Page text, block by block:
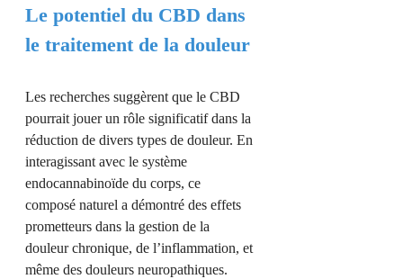
Le potentiel du CBD dans
le traitement de la douleur
Les recherches suggèrent que le CBD
pourrait jouer un rôle significatif dans la
réduction de divers types de douleur. En
interagissant avec le système
endocannabinoïde du corps, ce
composé naturel a démontré des effets
prometteurs dans la gestion de la
douleur chronique, de l’inflammation, et
même des douleurs neuropathiques.